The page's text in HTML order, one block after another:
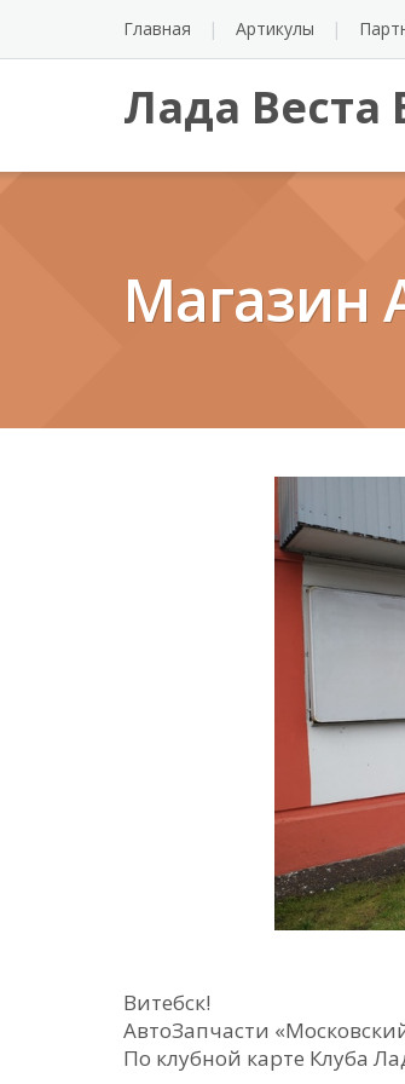
Главная Артикулы
Лада Веста
Магазин
Витебск!
АвтоЗапчасти
По клубной карте Клуба